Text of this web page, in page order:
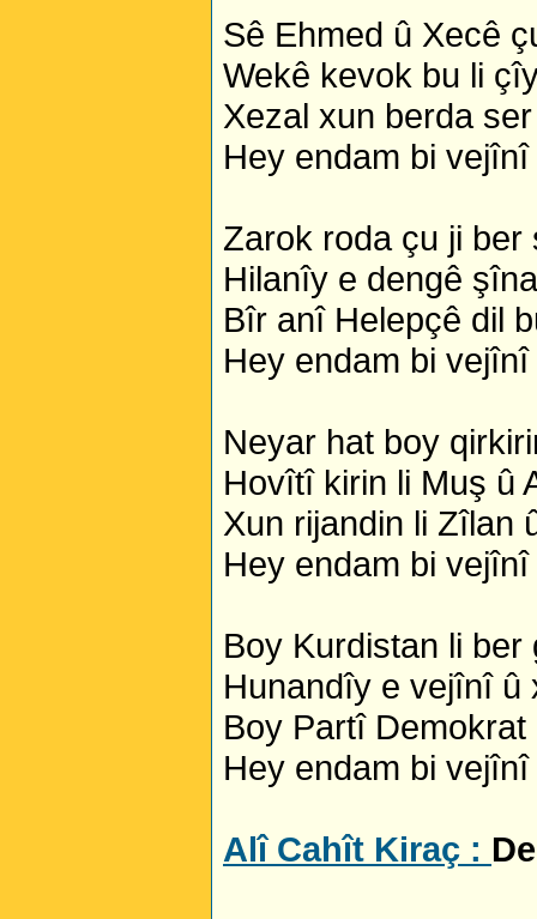
Sê Ehmed û Xecê
Wekê kevok bu li
Xezal xun berda
Hey endam bi
Zarok roda çu ji ber
Hilanîy e dengê
Bîr anî Helepçê dil
Hey endam bi
Neyar hat boy
Hovîtî kirin li Muş û
Xun rijandin li Zîlan
Hey endam bi
Boy Kurdistan li ber
Hunandîy e vejînî û
Boy Partî
Hey endam bi
Alî Cahît Kiraç :